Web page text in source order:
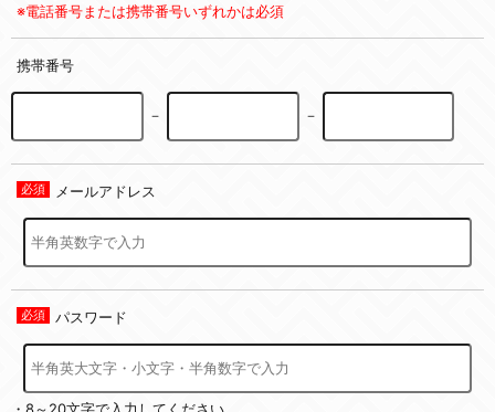
※電話番号または携帯番号いずれかは必須
携帯番号
－ －
メールアドレス
パスワード
・8～20文字で入力してください。